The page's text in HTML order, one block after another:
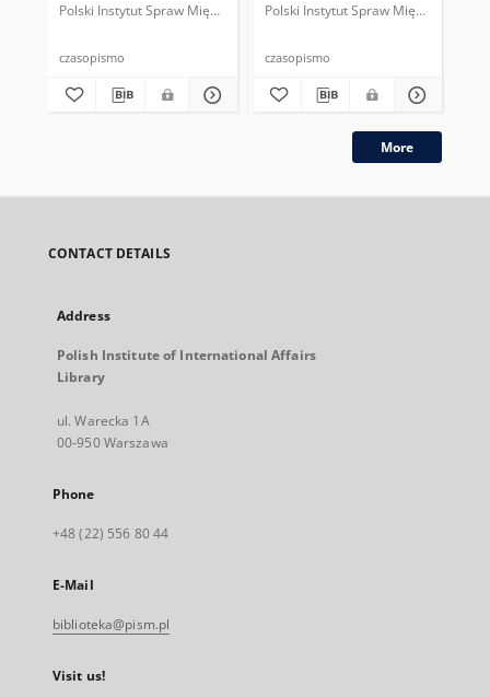
Polski Instytut Spraw Międzynarodowych. Polska Fundacja Spraw
czasopismo
Polski Instytut Spraw
czasopismo
More
CONTACT DETAILS
Address
Polish Institute of International Affairs
Library
ul. Warecka 1A
00-950 Warszawa
Phone
+48 (22) 556 80 44
E-Mail
biblioteka@pism.pl
Visit us!